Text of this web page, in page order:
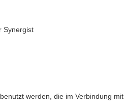
Synergist
werden, die im Verbindung mit